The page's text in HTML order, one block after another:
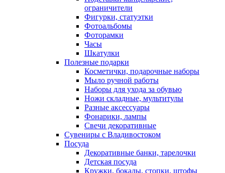
ограничители
Фигурки, статуэтки
Фотоальбомы
Фоторамки
Часы
Шкатулки
Полезные подарки
Косметички, подарочные наборы
Мыло ручной работы
Наборы для ухода за обувью
Ножи складные, мультитулы
Разные аксессуары
Фонарики, лампы
Свечи декоративные
Сувениры с Владивостоком
Посуда
Декоративные банки, тарелочки
Детская посуда
Кружки, бокалы, стопки, штофы